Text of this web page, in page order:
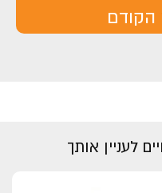
הקודם
לעניין אותך